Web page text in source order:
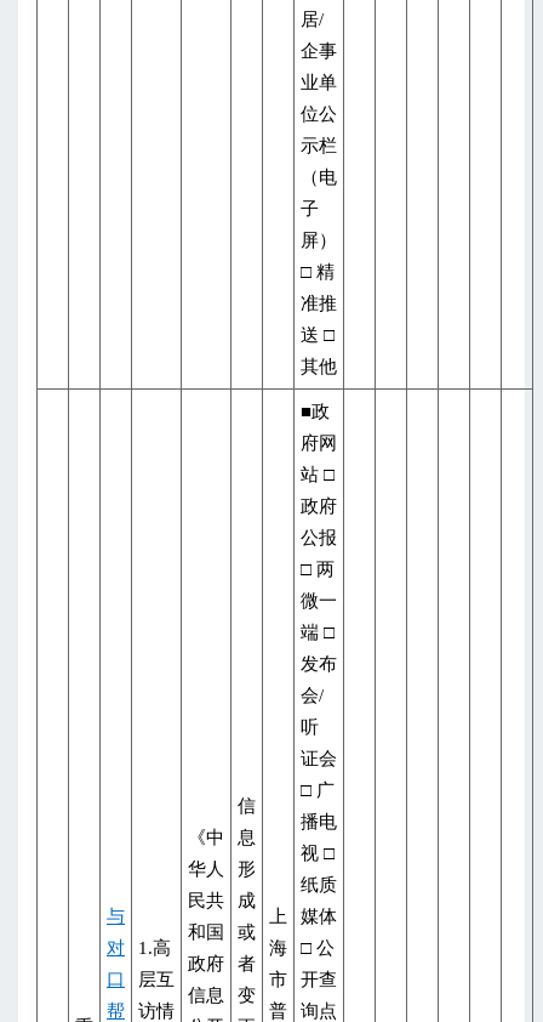
居/
企事
业单
位公
示栏
（电
子
屏）
□ 精
准推
送 □
其他
与
对
口
帮
1.高
层互
访情
《中
华人
民共
和国
政府
信息
信
息
形
成
或
者
变
上
海
市
普
■政
府网
站 □
政府
公报
□ 两
微一
端 □
发布
会/
听
证会
□ 广
播电
视 □
纸质
媒体
□ 公
开查
询点